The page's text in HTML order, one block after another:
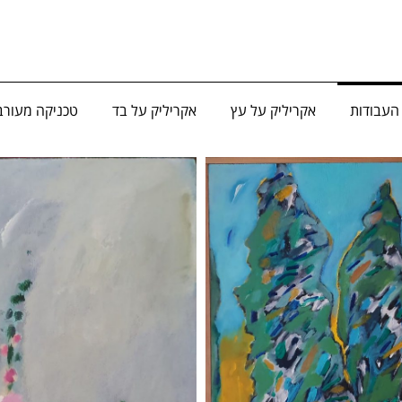
אקריליק על עץ אקריליק על בד טכניקה